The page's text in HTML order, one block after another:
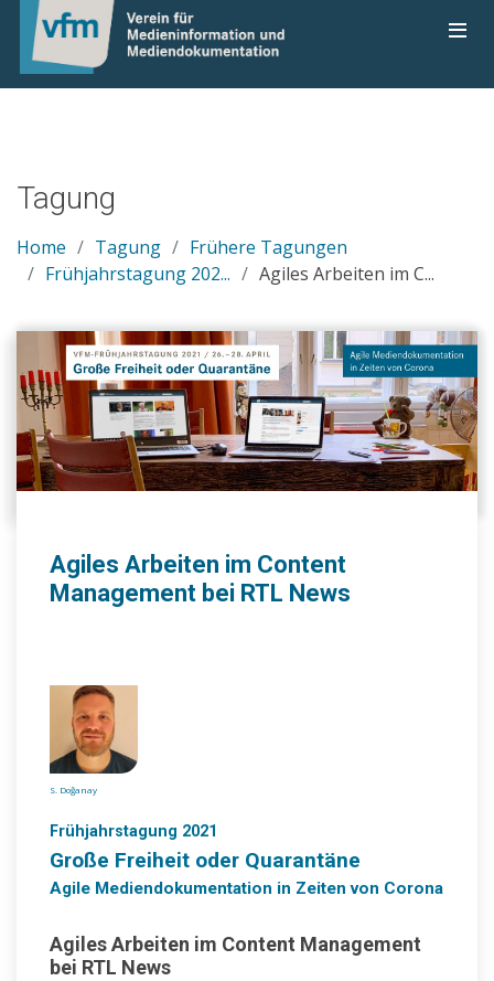
Tagung
Home Tagung
Frühere Tagungen
Frühjahrstagung 202...
Agiles Arbeiten im C...
Agiles Arbeiten im Content
Management bei RTL News
S. Doğanay
Frühjahrstagung 2021
Große Freiheit oder Quarantäne
Agile Mediendokumentation in Zeiten von Corona
Agiles Arbeiten im Content Management
bei RTL News